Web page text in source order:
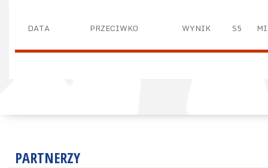
DATA PRZECIWKO WYNIK S5
PARTNERZY